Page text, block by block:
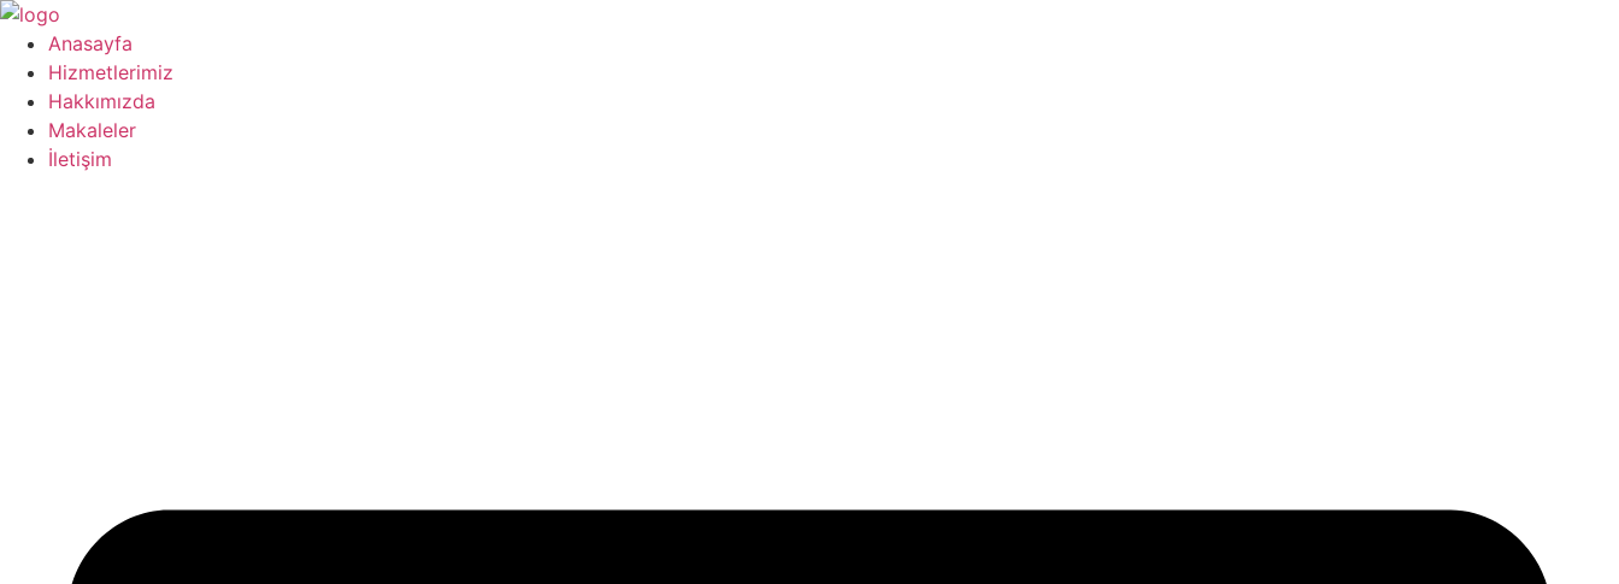
İçeriğe
atla
Anasayfa
Hizmetlerimiz
Hakkımızda
Makaleler
İletişim